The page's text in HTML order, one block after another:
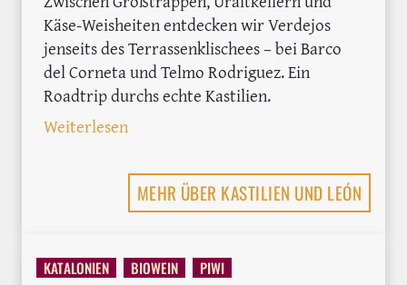
Käse-Weisheiten entdecken wir Verdejos
jenseits des Terrassenklischees – bei Barco
del Corneta und Telmo Rodriguez. Ein
Roadtrip durchs echte Kastilien.
Weiterlesen: In Rueda auf der Suche nach dem
MEHR ÜBER KASTILIEN UND LEÓN
KATALONIEN BIOWEIN PIWI